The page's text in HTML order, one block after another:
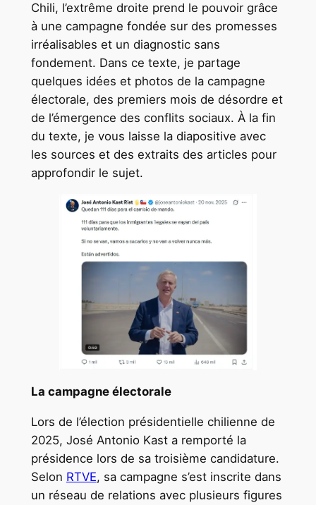
Chili, l’extrême droite prend le pouvoir grâce
à une campagne fondée sur des promesses
irréalisables et un diagnostic sans
fondement. Dans ce texte, je partage
quelques idées et photos de la campagne
électorale, des premiers mois de désordre et
de l’émergence des conflits sociaux. À la fin
du texte, je vous laisse la diapositive avec
les sources et des extraits des articles pour
approfondir le sujet.
La campagne électorale
Lors de l’élection présidentielle chilienne de
2025, José Antonio Kast a remporté la
présidence lors de sa troisième candidature.
Selon RTVE, sa campagne s’est inscrite dans
un réseau de relations avec plusieurs figures